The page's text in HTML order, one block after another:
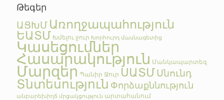
Թեգեր
ԱՑԽՄ Առողջապահություն
ԵԱՏՄ Խմելու ջուր Խորհուրդ մասնագետից
Կասեցումներ
Հասարակություն Մանկապարտեզ
Մարզեր Պանիր Ջուր ՍԱՏՄՍնունդ
Տնտեսություն Փորձաքննություն
անբարեխիղճ մրցակցություն արտահանում